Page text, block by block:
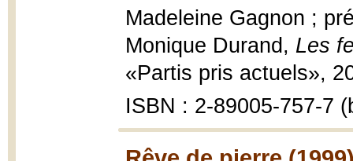
Madeleine Gagnon ;
Monique Durand, Les
«Partis pris actuels»,
ISBN : 2-89005-757-7